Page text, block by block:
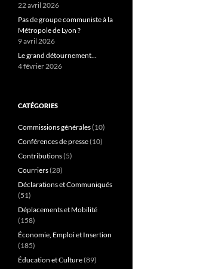
22 avril 2026
Pas de groupe communiste à la
Métropole de Lyon ?
9 avril 2026
Le grand détournement…
4 février 2026
CATÉGORIES
Commissions générales(10)
Conférences de presse(10)
Contributions(5)
Courriers(28)
Déclarations et Communiqués
(51)
Déplacements et Mobilité
(158)
Économie, Emploi et Insertion
(185)
Éducation et Culture(89)